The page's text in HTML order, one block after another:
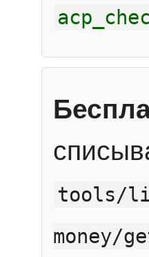
tools/
money/